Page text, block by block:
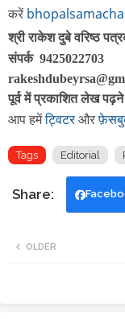
करें
श्री राकेश दुबे वरिष्ठ
संपर्क 9425022703
पूर्व में प्रकाशित लेख
आप हमेंट्विटरऔर
Tags Editorial
OLDER